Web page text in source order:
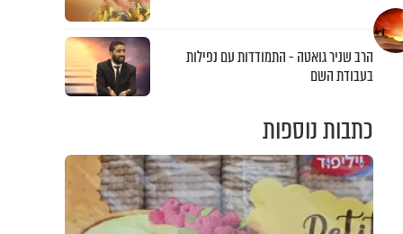
הרב שניר גואטה - התמודדות עם נפילות
בעבודת השם
כתבות נוספות